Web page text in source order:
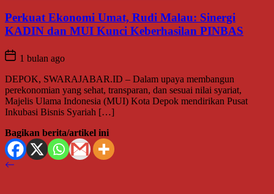
Perkuat Ekonomi Umat, Rudi Malau: Sinergi
KADIN dan MUI Kunci Keberhasilan PINBAS
1 bulan ago
DEPOK, SWARAJABAR.ID – Dalam upaya membangun
perekonomian yang sehat, transparan, dan sesuai nilai syariat,
Majelis Ulama Indonesia (MUI) Kota Depok mendirikan Pusat
Inkubasi Bisnis Syariah […]
Bagikan berita/artikel ini